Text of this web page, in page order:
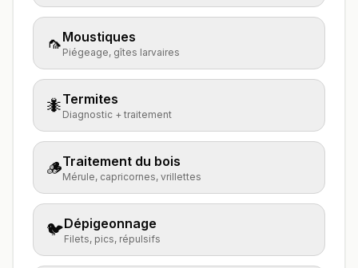
🦟Moustiques
Piégeage, gîtes larvaires
🐜Termites
Diagnostic + traitement
🪵Traitement du bois
Mérule, capricornes, vrillettes
🐦Dépigeonnage
Filets, pics, répulsifs